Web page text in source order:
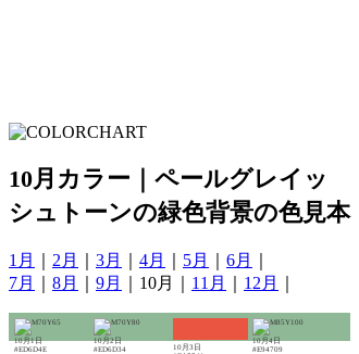
10月カラー｜ペールグレイッ
シュトーンの緑色背景の色見本
1月 2月 3月 4月 5月 6月
7月
8月 9月 ｜10月｜ 11月 12月
10月1日
#ED6D4E
10月2日
#ED6D34
10月3日
10月4日
#E94709